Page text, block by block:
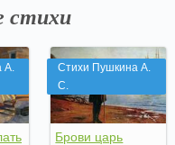
стихи
А.
Стихи Пушкина А.
С.
Брови царь